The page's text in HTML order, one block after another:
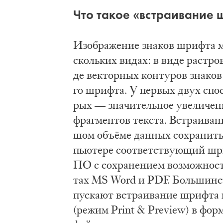
Что та­кое
Изоб­ра­же­ние зна­ков шриф­та
сколь­ких ви­дах: в ви­де
де век­тор­ных кон­ту­ров
го шриф­та. У пер­вых двух
рых — зна­чи­тель­ное
фраг­мен­тов тек­ста.
шом объ­ёме дан­ных
пью­те­ре со­от­вет­ству­ю­щий
ПО с со­хра­не­ни­ем
тах MS Word и PDF.
пус­ка­ют встра­и­ва­ние шриф­та
(ре­жим Print & Preview) в